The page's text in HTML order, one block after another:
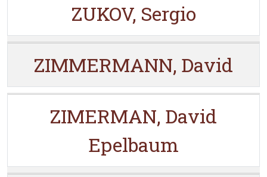
ZUKOV, Sergio
ZIMMERMANN, David
ZIMERMAN, David
Epelbaum